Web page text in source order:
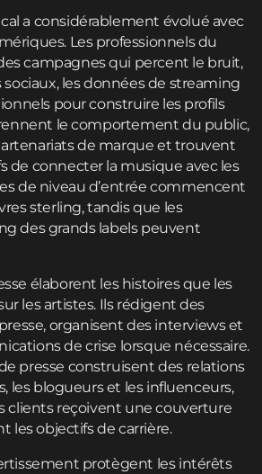
a considérablement évolué avec
Les professionnels du
campagnes qui percent le bruit,
les données de streaming
pour construire les profils
le comportement du public,
de marque et trouvent
de connecter la musique avec les
de niveau d’entrée commencent
sterling, tandis que les
des grands labels peuvent
élaborent les histoires que les
les artistes. Ils rédigent des
organisent des interviews et
de crise lorsque nécessaire.
presse construisent des relations
les blogueurs et les influenceurs,
clients reçoivent une couverture
les objectifs de carrière.
protègent les intérêts